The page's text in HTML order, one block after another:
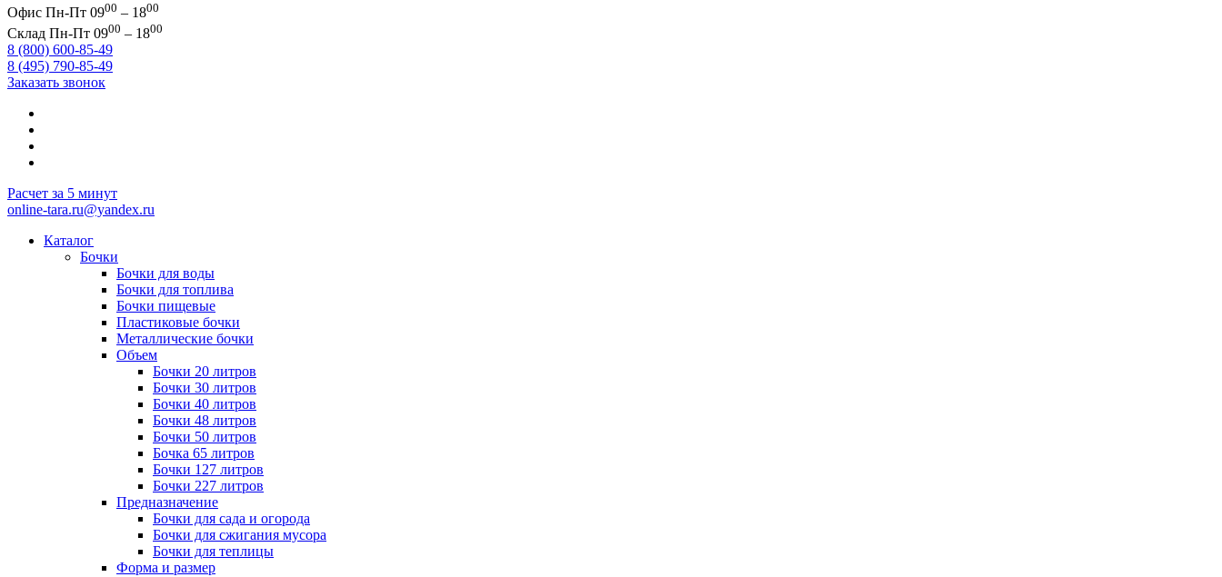
Офис Пн-Пт 0900 – 1800
Склад Пн-Пт 0900 – 1800
8 (800) 600-85-49
8 (495) 790-85-49
Заказать звонок
Расчет за 5 минут
online-tara.ru@yandex.ru
Каталог
Бочки
Бочки для воды
Бочки для топлива
Бочки пищевые
Пластиковые бочки
Металлические бочки
Объем
Бочки 20 литров
Бочки 30 литров
Бочки 40 литров
Бочки 48 литров
Бочки 50 литров
Бочка 65 литров
Бочки 127 литров
Бочки 227 литров
Предназначение
Бочки для сада и огорода
Бочки для сжигания мусора
Бочки для теплицы
Форма и размер